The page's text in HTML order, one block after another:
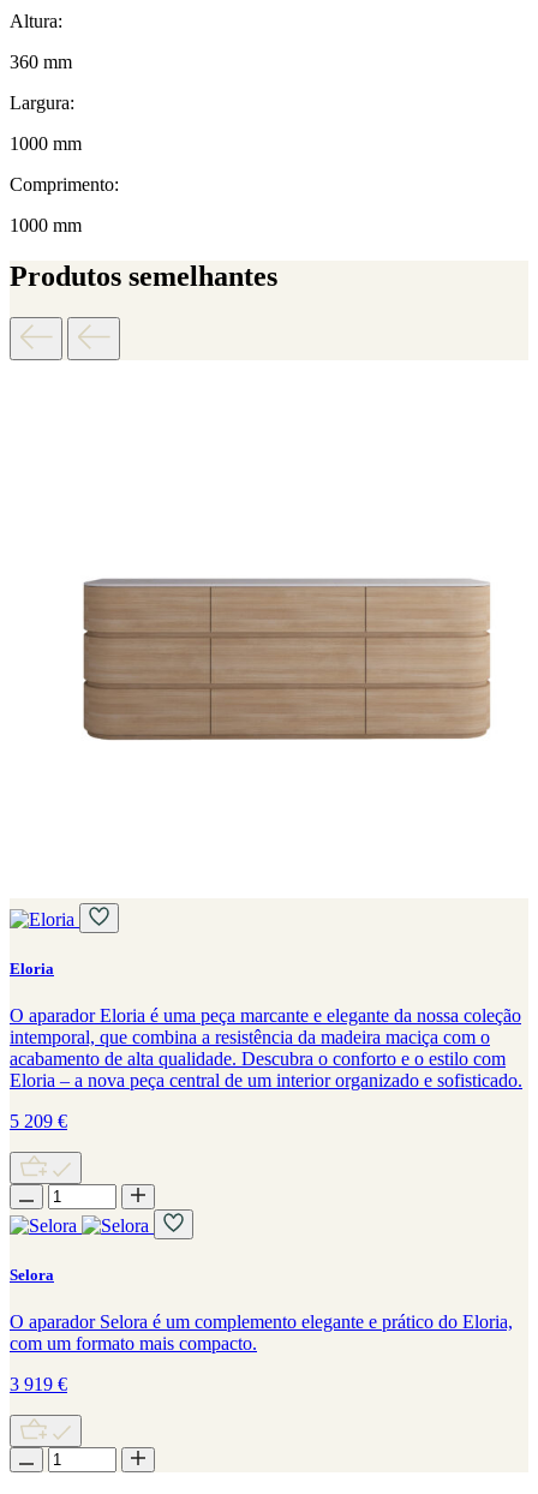
Altura:
360 mm
Largura:
1000 mm
Comprimento:
1000 mm
Produtos semelhantes
Eloria
O aparador Eloria é uma peça marcante e elegante da nossa coleção
intemporal, que combina a resistência da madeira maciça com o
acabamento de alta qualidade. Descubra o conforto e o estilo com
Eloria – a nova peça central de um interior organizado e sofisticado.
5 209 €
Selora
O aparador Selora é um complemento elegante e prático do Eloria,
com um formato mais compacto.
3 919 €